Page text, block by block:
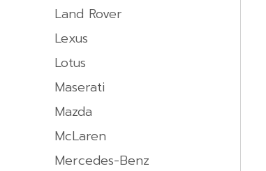
Land Rover
Lexus
Lotus
Maserati
Mazda
McLaren
Mercedes-Benz